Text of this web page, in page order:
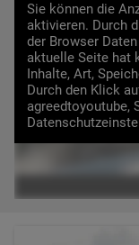
Sie können die
aktivieren. Durch
der Browser
aktuelle Seite hat
Inhalte, Art,
Durch den Klick
agreedtoyoutube,